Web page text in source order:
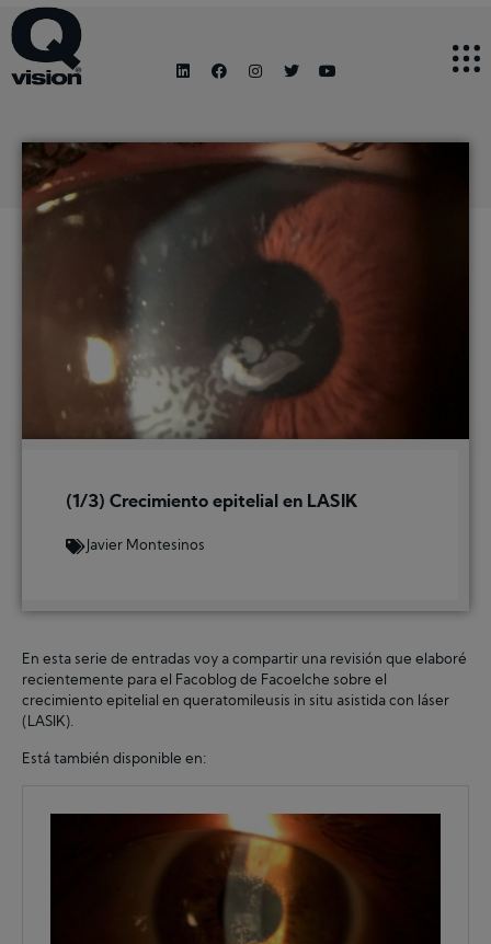
(1/3) Crecimiento epitelial en LASIK
Javier Montesinos
En esta serie de entradas voy a compartir una revisión que elaboré
recientemente para el Facoblog de Facoelche sobre el
crecimiento epitelial en queratomileusis in situ asistida con láser
(LASIK).
Está también disponible en: